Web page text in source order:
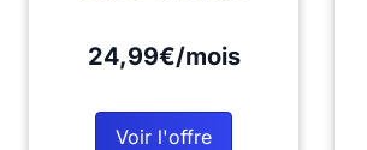
24,99€/mois
Voir l'offre